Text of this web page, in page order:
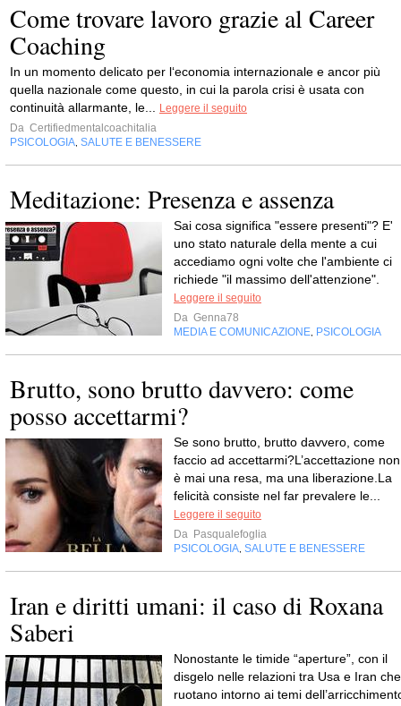
Come trovare lavoro grazie al Career
Coaching
In un momento delicato per l‘economia internazionale e ancor più
quella nazionale come questo, in cui la parola crisi è usata con
continuità allarmante, le...
Leggere il seguito
Da Certifiedmentalcoachitalia
PSICOLOGIA SALUTE E BENESSERE
Meditazione: Presenza e assenza
Sai cosa significa "essere presenti"? E'
uno stato naturale della mente a cui
accediamo ogni volte che l'ambiente ci
richiede "il massimo dell'attenzione".
Leggere il seguito
Da Genna78
MEDIA E COMUNICAZIONE PSICOLOGIA
Brutto, sono brutto davvero: come
posso accettarmi?
Se sono brutto, brutto davvero, come
faccio ad accettarmi?L’accettazione non
è mai una resa, ma una liberazione.La
felicità consiste nel far prevalere le...
Leggere il seguito
Da Pasqualefoglia
PSICOLOGIA SALUTE E BENESSERE
Iran e diritti umani: il caso di Roxana
Saberi
Nonostante le timide “aperture”, con il
disgelo nelle relazioni tra Usa e Iran che
ruotano intorno ai temi